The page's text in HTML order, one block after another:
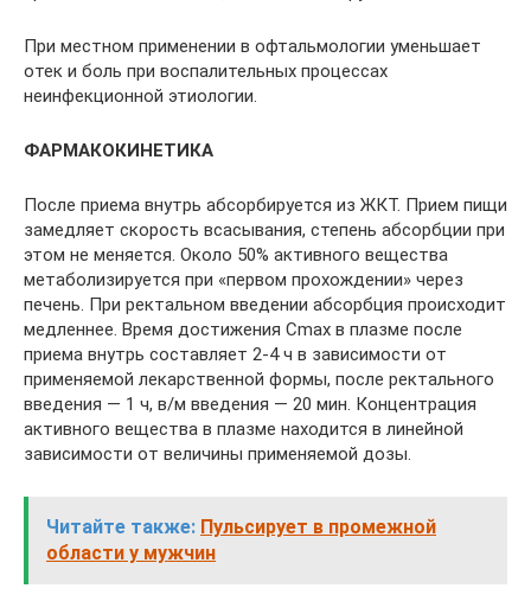
При местном применении в офтальмологии уменьшает
отек и боль при воспалительных процессах
неинфекционной этиологии.
ФАРМАКОКИНЕТИКА
После приема внутрь абсорбируется из ЖКТ. Прием пищи
замедляет скорость всасывания, степень абсорбции при
этом не меняется. Около 50% активного вещества
метаболизируется при «первом прохождении» через
печень. При ректальном введении абсорбция происходит
медленнее. Время достижения Сmax в плазме после
приема внутрь составляет 2-4 ч в зависимости от
применяемой лекарственной формы, после ректального
введения — 1 ч, в/м введения — 20 мин. Концентрация
активного вещества в плазме находится в линейной
зависимости от величины применяемой дозы.
Читайте также: Пульсирует в промежной
области у мужчин